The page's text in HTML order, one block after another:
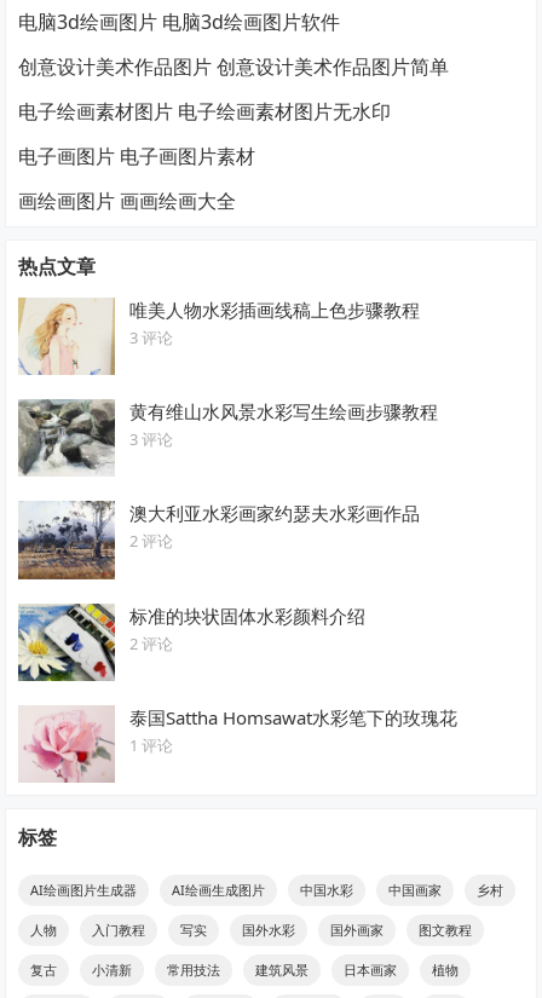
电脑3d绘画图片 电脑3d绘画图片软件
创意设计美术作品图片 创意设计美术作品图片简单
电子绘画素材图片 电子绘画素材图片无水印
电子画图片 电子画图片素材
画绘画图片 画画绘画大全
热点文章
唯美人物水彩插画线稿上色步骤教程
3 评论
黄有维山水风景水彩写生绘画步骤教程
3 评论
澳大利亚水彩画家约瑟夫水彩画作品
2 评论
标准的块状固体水彩颜料介绍
2 评论
泰国Sattha Homsawat水彩笔下的玫瑰花
1 评论
标签
AI绘画图片生成器 AI绘画生成图片 中国水彩 中国画家 乡村
人物 入门教程 写实 国外水彩 国外画家 图文教程
复古 小清新 常用技法 建筑风景 日本画家 植物